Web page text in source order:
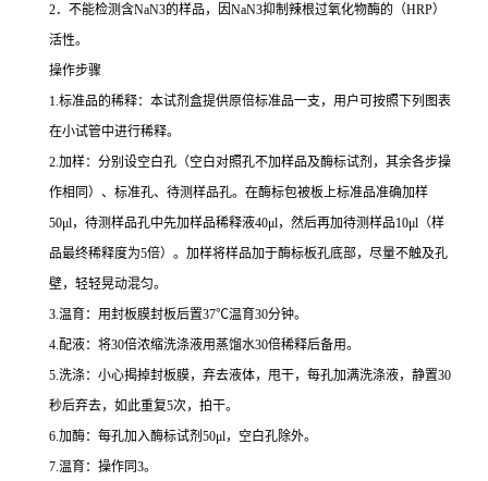
2．不能检测含NaN3的样品，因NaN3抑制辣根过氧化物酶的（HRP）
活性。
操作步骤
1.标准品的稀释：本试剂盒提供原倍标准品一支，用户可按照下列图表
在小试管中进行稀释。
2.加样：分别设空白孔（空白对照孔不加样品及酶标试剂，其余各步操
作相同）、标准孔、待测样品孔。在酶标包被板上标准品准确加样
50μl，待测样品孔中先加样品稀释液40μl，然后再加待测样品10μl （样
品最终稀释度为5倍）。加样将样品加于酶标板孔底部，尽量不触及孔
壁，轻轻晃动混匀。
3.温育：用封板膜封板后置37℃温育30分钟。
4.配液：将30倍浓缩洗涤液用蒸馏水30倍稀释后备用。
5.洗涤：小心揭掉封板膜，弃去液体，甩干，每孔加满洗涤液，静置30
秒后弃去，如此重复5次，拍干。
6.加酶：每孔加入酶标试剂 50μl，空白孔除外。
7.温育：操作同 3。